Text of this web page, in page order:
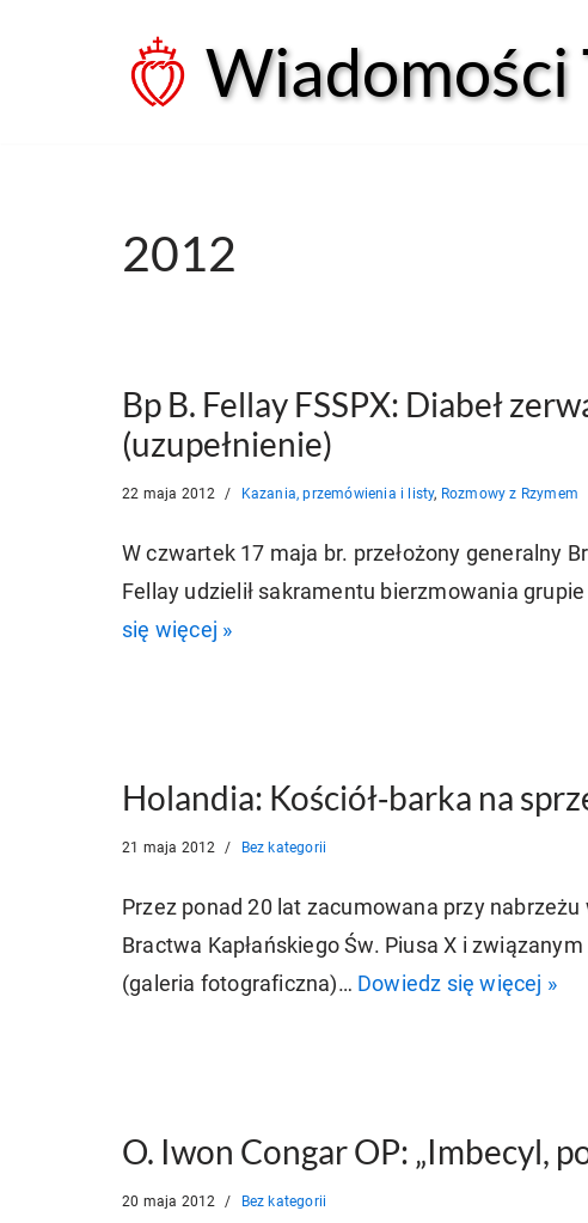
2012
Bp B. Fellay FSSPX: Diabeł
(uzupełnienie)
22 maja 2012 Kazania, przemówienia i listy, Rozmowy z Rzymem
W czwartek 17 maja br. przełożony generalny
Fellay udzielił sakramentu bierzmowania
się więcej »
Holandia: Kościół­‑barka na
21 maja 2012 Bez kategorii
Przez ponad 20 lat zacumowana przy nabrzeżu
Bractwa Kapłańskiego Św. Piusa X i
(galeria fotograficzna)… Dowiedz się więcej »
O. Iwon Congar OP: „Imbecyl,
20 maja 2012 Bez kategorii